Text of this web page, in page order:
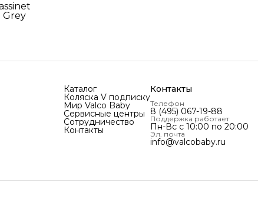
Grey
Каталог
Коляска V подписку
Мир Valco Baby
Сервисные центры
Сотрудничество
Контакты
Контакты
Телефон
8 (495) 067-19-88
Поддержка работает
Пн-Вс с 10:00 по 20:00
Эл. почта
info@valcobaby.ru